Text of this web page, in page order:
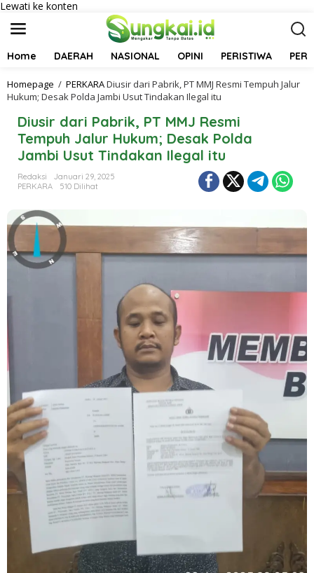
Lewati ke konten
Home DAERAH NASIONAL OPINI PERISTIWA
Homepage / PERKARADiusir dari Pabrik, PT MMJ Resmi Tempuh Jalur
Hukum; Desak Polda Jambi Usut Tindakan Ilegal itu
Diusir dari Pabrik, PT MMJ Resmi
Tempuh Jalur Hukum; Desak Polda
Jambi Usut Tindakan Ilegal itu
Redaksi
Januari 29, 2025
PERKARA
510 Dilihat